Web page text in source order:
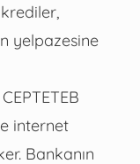
yelpazesine
internet
Bankanın